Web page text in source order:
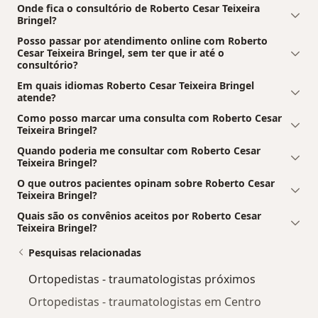
Onde fica o consultório de Roberto Cesar Teixeira
Bringel?
Posso passar por atendimento online com Roberto
Cesar Teixeira Bringel, sem ter que ir até o
consultório?
Em quais idiomas Roberto Cesar Teixeira Bringel
atende?
Como posso marcar uma consulta com Roberto Cesar
Teixeira Bringel?
Quando poderia me consultar com Roberto Cesar
Teixeira Bringel?
O que outros pacientes opinam sobre Roberto Cesar
Teixeira Bringel?
Quais são os convênios aceitos por Roberto Cesar
Teixeira Bringel?
Pesquisas relacionadas
Ortopedistas - traumatologistas próximos
Ortopedistas - traumatologistas em Centro